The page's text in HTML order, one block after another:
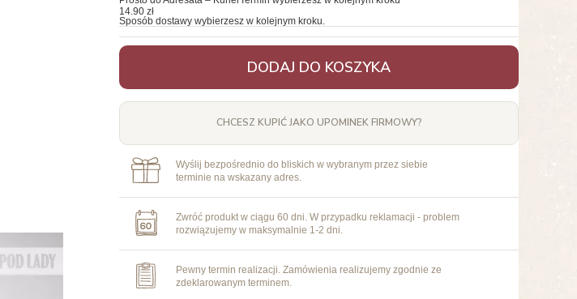
14.90 zł
Sposób dostawy wybierzesz w kolejnym kroku.
DODAJ DO KOSZYKA
CHCESZ KUPIĆ JAKO UPOMINEK FIRMOWY?
Wyślij bezpośrednio do bliskich w wybranym przez siebie
terminie na wskazany adres.
Zwróć produkt w ciągu 60 dni. W przypadku reklamacji - problem
rozwiązujemy w maksymalnie 1-2 dni.
Pewny termin realizacji. Zamówienia realizujemy zgodnie ze
zdeklarowanym terminem.